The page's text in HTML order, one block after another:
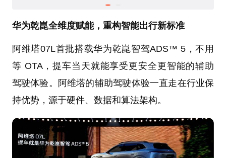
华为乾崑全维度赋能，重构智能出行新标准
阿维塔07L首批搭载华为乾崑智驾ADS™ 5，不用
等 OTA，提车当天就能享受更安全更智能的辅助
驾驶体验。阿维塔的辅助驾驶体验一直走在行业保
持优势，源于硬件、数据和算法架构。